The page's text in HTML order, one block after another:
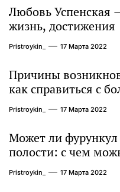
Любовь Успенская
жизнь, достижения
Pristroykin_ 17 Марта 2022
Причины
как справиться с
Pristroykin_ 17 Марта 2022
Может ли фурункул
полости: с чем
Pristroykin_ 17 Марта 2022